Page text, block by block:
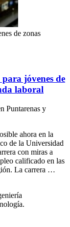
de zonas
jóvenes de
laboral
Puntarenas y
ahora en la
de la Universidad
con miras a
calificado en las
La carrera …